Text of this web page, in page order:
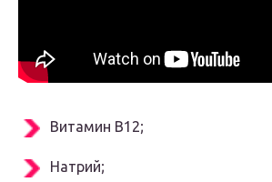
Витамин В12;
Натрий;